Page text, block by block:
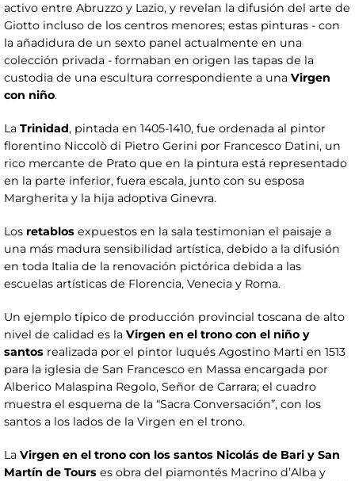
activo entre Abruzzo y Lazio, y revelan la difusión del arte de
Giotto incluso de los centros menores; estas pinturas - con
la añadidura de un sexto panel actualmente en una
colección privada - formaban en origen las tapas de la
custodia de una escultura correspondiente a una Virgen
con niño.
La Trinidad, pintada en 1405-1410, fue ordenada al pintor
florentino Niccolò di Pietro Gerini por Francesco Datini, un
rico mercante de Prato que en la pintura está representado
en la parte inferior, fuera escala, junto con su esposa
Margherita y la hija adoptiva Ginevra.
Los retablos expuestos en la sala testimonian el paisaje a
una más madura sensibilidad artística, debido a la difusión
en toda Italia de la renovación pictórica debida a las
escuelas artísticas de Florencia, Venecia y Roma.
Un ejemplo típico de producción provincial toscana de alto
nivel de calidad es la Virgen en el trono con el niño y
santos realizada por el pintor luqués Agostino Marti en 1513
para la iglesia de San Francesco en Massa encargada por
Alberico Malaspina Regolo, Señor de Carrara; el cuadro
muestra el esquema de la “Sacra Conversación”, con los
santos a los lados de la Virgen en el trono.
La Virgen en el trono con los santos Nicolás de Bari y San
Martín de Tours es obra del piamontés Macrino d’Alba y